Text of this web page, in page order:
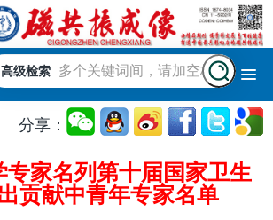
高级检索
分享：
专家名列第十届国家卫生
贡献中青年专家名单